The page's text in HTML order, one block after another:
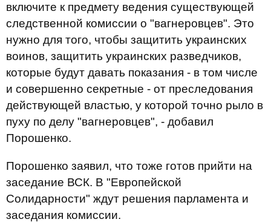
включите к предмету ведения существующей
следственной комиссии о "вагнеровцев". Это
нужно для того, чтобы защитить украинских
воинов, защитить украинских разведчиков,
которые будут давать показания - в том числе
и совершенно секретные - от преследования
действующей властью, у которой точно рыло в
пуху по делу "вагнеровцев", - добавил
Порошенко.
Порошенко заявил, что тоже готов прийти на
заседание ВСК. В "Европейской
Солидарности" ждут решения парламента и
заседания комиссии.